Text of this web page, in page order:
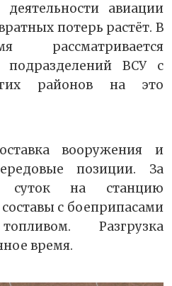
авиации
потерь растёт. В
рассматривается
подразделений ВСУ с
районов на это
вооружения и
позиции. За
суток на станцию
с боеприпасами
Разгрузка
время.